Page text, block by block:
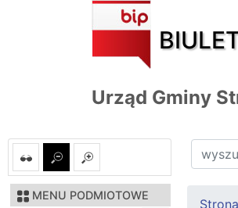
Urząd Gminy
MENU PODMIOTOWE